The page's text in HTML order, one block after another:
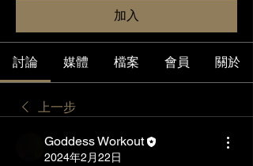
加入
討論 媒體 檔案 會員 關於
上一步
Goddess Workout
2024年2月22日